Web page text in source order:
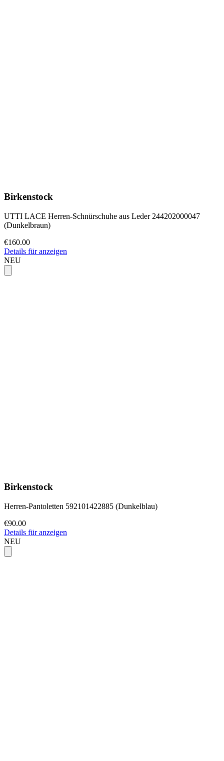
Birkenstock
UTTI LACE Herren-Schnürschuhe aus Leder 244202000047
(Dunkelbraun)
€160.00
Details für anzeigen
NEU
Birkenstock
Herren-Pantoletten 592101422885 (Dunkelblau)
€90.00
Details für anzeigen
NEU